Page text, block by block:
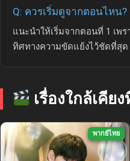
Q: ควรเริ่มดูจากตอนไหน?
แนะนำให้เริ่มจากตอนที่ 1 เพ
ทิศทางความขัดแย้งไว้ชัดที่สุด
เรื่องใกล้เคีย
พากย์ไทย